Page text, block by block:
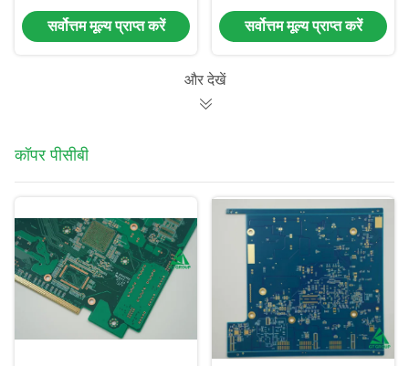
ऑटोमोटिव पावर ड्राइव बोर्ड
राइड कंट्रोल पीसीबी
सर्वोत्तम मूल्य प्राप्त करें
लेयर्स ऑटो इंडस्ट्रियल के
लिए
सर्वोत्तम मूल्य प्राप्त करें
और देखें
कॉपर पीसीबी